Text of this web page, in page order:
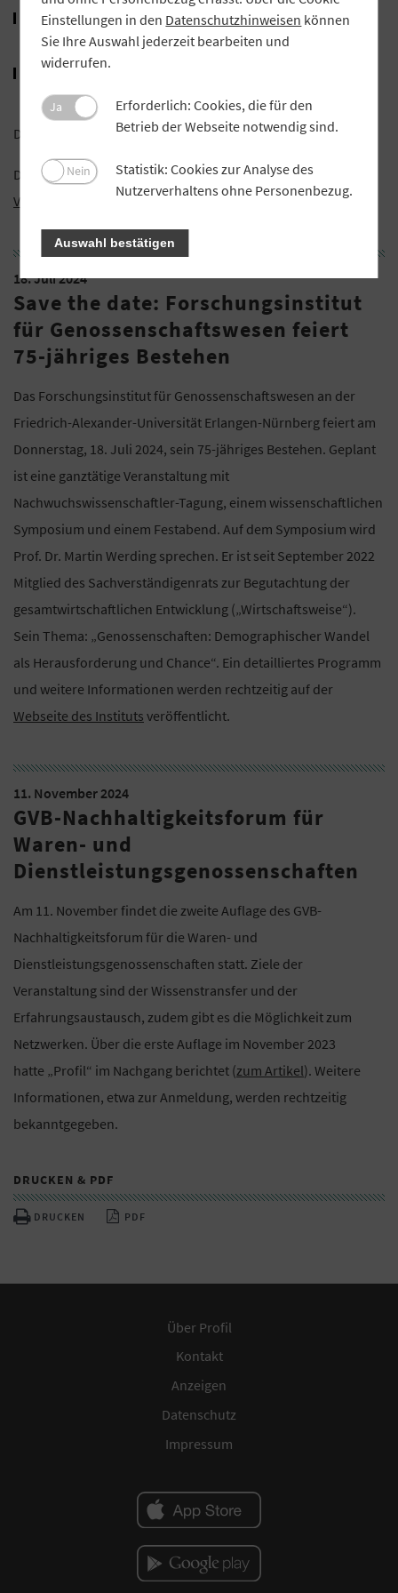
Ausgewählte Innovationsthemen des GVB und seiner
Mitgliedsbanken
Hinweise zu themenbezogenen Veranstaltungen,
Seminaren und Webinaren.
Die weiteren Termine in 2024: 26. September, 5. Dezember.
Die Teilnahme ist kostenfrei. Weitere Informationen im
Veranstaltungsportal.
18. Juli 2024
Save the date: Forschungsinstitut
für Genossenschaftswesen feiert
75-jähriges Bestehen
Das Forschungsinstitut für Genossenschaftswesen an der
Friedrich-Alexander-Universität Erlangen-Nürnberg feiert am
Donnerstag, 18. Juli 2024, sein 75-jähriges Bestehen. Geplant
ist eine ganztätige Veranstaltung mit
Nachwuchswissenschaftler-Tagung, einem wissenschaftlichen
Symposium und einem Festabend. Auf dem Symposium wird
Prof. Dr. Martin Werding sprechen. Er ist seit September 2022
Mitglied des Sachverständigenrats zur Begutachtung der
gesamtwirtschaftlichen Entwicklung („Wirtschaftsweise“).
Sein Thema: „Genossenschaften: Demographischer Wandel
als Herausforderung und Chance“. Ein detailliertes Programm
und weitere Informationen werden rechtzeitig auf der
Webseite des Instituts veröffentlicht.
11. November 2024
GVB-Nachhaltigkeitsforum für
Waren- und
Dienstleistungsgenossenschaften
Am 11. November findet die zweite Auflage des GVB-
Nachhaltigkeitsforum für die Waren- und
Dienstleistungsgenossenschaften statt. Ziele der
Veranstaltung sind der Wissenstransfer und der
Erfahrungsaustausch, zudem gibt es die Möglichkeit zum
Netzwerken. Über die erste Auflage im November 2023
hatte „Profil“ im Nachgang berichtet (zum Artikel). Weitere
Informationen, etwa zur Anmeldung, werden rechtzeitig
bekanntgegeben.
DRUCKEN & PDF
DRUCKEN PDF
Über Profil
Kontakt
Anzeigen
Datenschutz
Impressum
Einstellungen in den Datenschutzhinweisen können
Sie Ihre Auswahl jederzeit bearbeiten und
widerrufen.
Ja
Erforderlich: Cookies, die für den
Betrieb der Webseite notwendig sind.
Nein
Statistik: Cookies zur Analyse des
Nutzerverhaltens ohne Personenbezug.
Auswahl bestätigen